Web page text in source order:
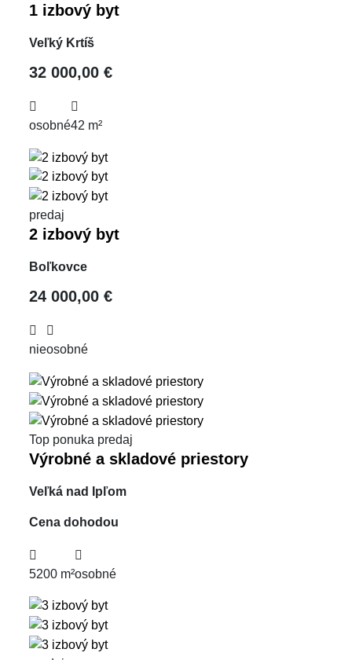
1 izbový byt
Veľký Krtíš
32 000,00 €
osobné42 m²
predaj
2 izbový byt
Boľkovce
24 000,00 €
nieosobné
Top ponuka predaj
Výrobné a skladové priestory
Veľká nad Ipľom
Cena dohodou
5200 m²osobné